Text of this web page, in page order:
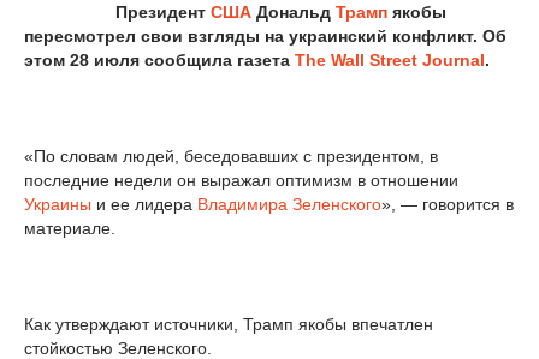
Президент США Дональд Трамп якобы
пересмотрел свои взгляды на украинский конфликт. Об
этом 28 июля сообщила газета The Wall Street Journal.
«По словам людей, беседовавших с президентом, в
последние недели он выражал оптимизм в отношении
Украины и ее лидера Владимира Зеленского», — говорится в
материале.
Как утверждают источники, Трамп якобы впечатлен
стойкостью Зеленского.